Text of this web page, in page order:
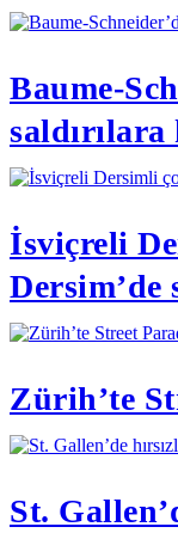
Baume-
saldırılara
İsviçreli
Dersim’de
Zürih’te
St.